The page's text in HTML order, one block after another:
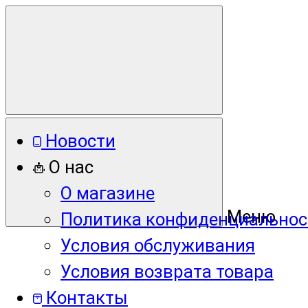
Меню
Новости
О нас
О магазине
Политика
Условия обслуживания
Условия возврата товара
Контакты